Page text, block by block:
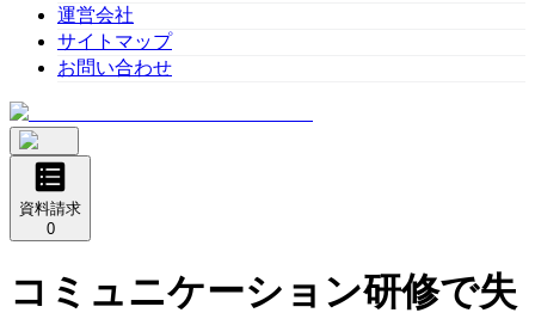
運営会社
サイトマップ
お問い合わせ
資料請求
0
コミュニケーション研修で失